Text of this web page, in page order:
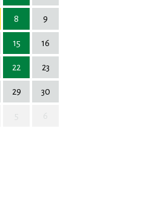
8 9
15 16
22 23
29 30